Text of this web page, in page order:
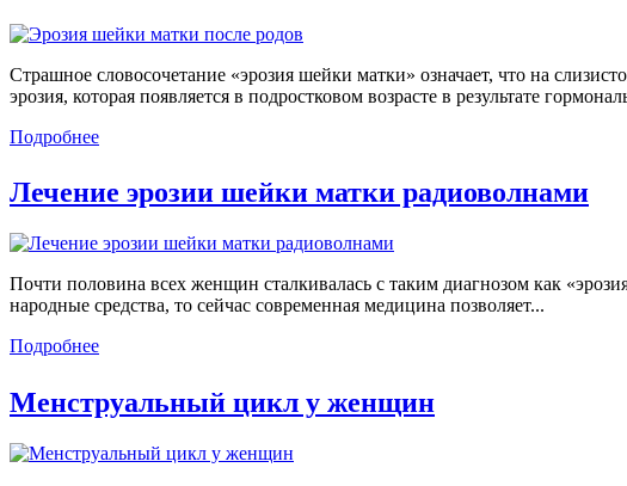
Страшное словосочетание «эрозия шейки матки» означает, что на
эрозия, которая появляется в подростковом возрасте в результате
Подробнее
Лечение эрозии шейки матки радиоволнами
Почти половина всех женщин сталкивалась с таким диагнозом как
народные средства, то сейчас современная медицина позволяет...
Подробнее
Менструальный цикл у женщин